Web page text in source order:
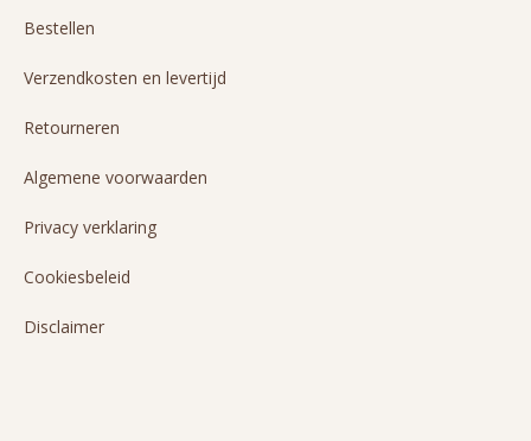
Bestellen
Verzendkosten en levertijd
Retourneren
Algemene voorwaarden
Privacy verklaring
Cookiesbeleid
Disclaimer